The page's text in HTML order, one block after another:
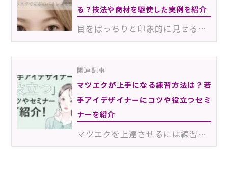
る？技法や商材を駆使した実例を紹介
目をぱっちりと印象的に見せることができるマツエク。しかし近年では、単に目を大きく見せるという効果だ…
関連記事
マツエクが上手になる練習方法は？若
手アイデザイナーにコツや役立つセミ
ナーを紹介
マツエクを上達させるには練習あるのみ！そう分かっていても、「どんな練習をすれば良いのだろう？」「効…